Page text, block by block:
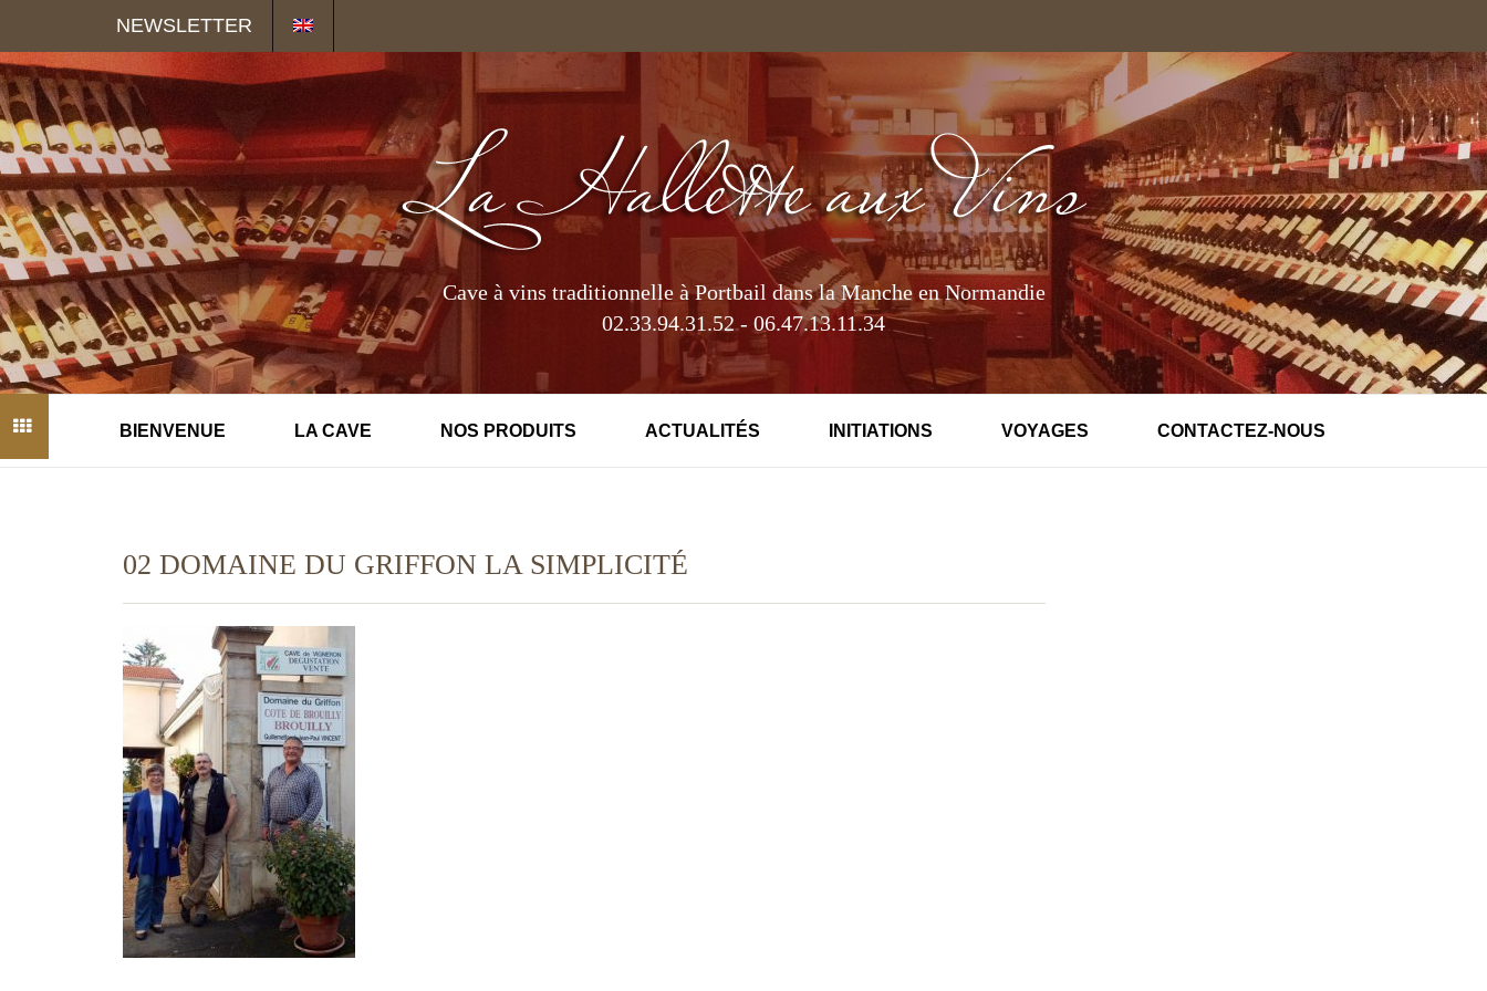
NEWSLETTER
Cave à vins traditionnelle à Portbail dans la Manche en Normandie
02.33.94.31.52 - 06.47.13.11.34
BIENVENUE LA CAVE NOS PRODUITS ACTUALITÉS INITIATIONS VOYAGES CONTACTEZ-NOUS
02 DOMAINE DU GRIFFON LA SIMPLICITÉ
Panneau de gestion des cookies